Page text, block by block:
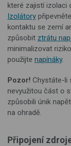
které zajistí izolaci
Izolátory
kontaktu se zemí
způsobit ztrátu
minimalizovat
použijte napínáky.
Pozor! Chystáte-li
nevyužitou část o
způsobili únik
na ohradě.
Připojení